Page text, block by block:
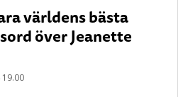
världens bästa
över Jeanette